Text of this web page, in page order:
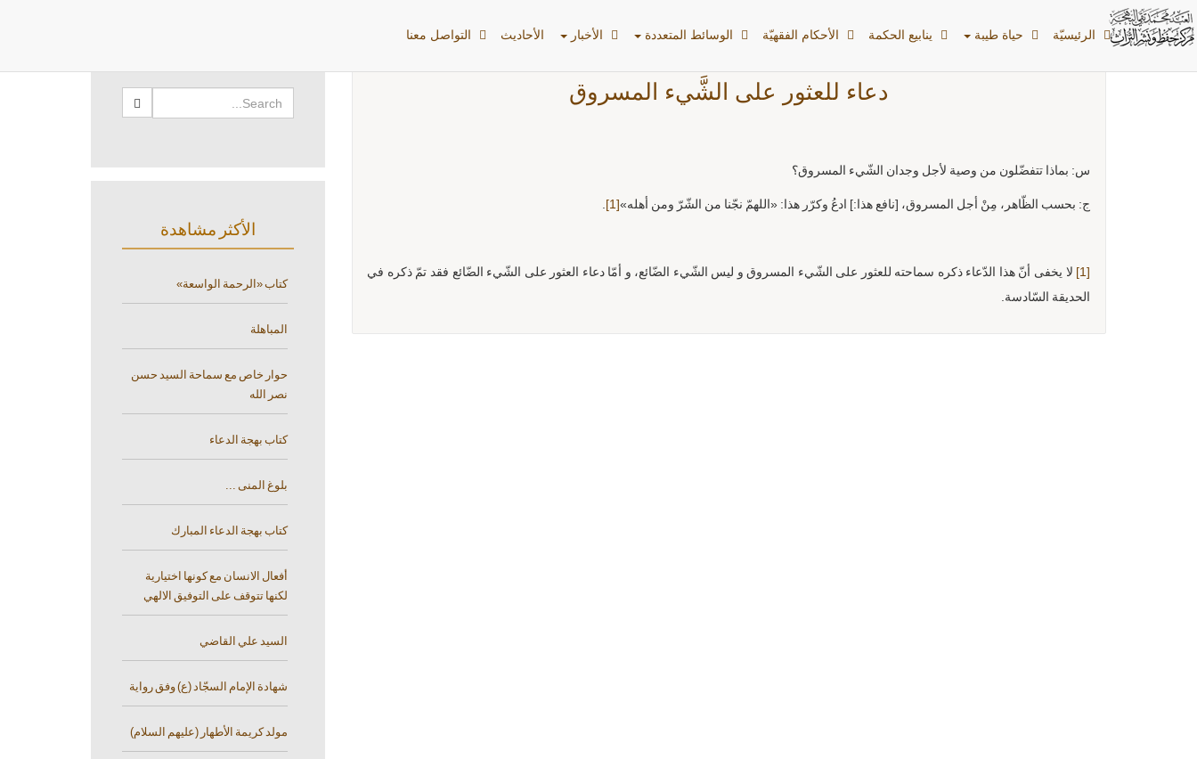
الرئیسیّة حياة طيبة ينابيع الحكمة الأحکام الفقهیّة الوسائط المتعددة الأخبار الأحادیث التواصل معنا
دعاء للعثور على الشَّيء المسروق
س: بماذا تتفضّلون من وصية لأجل وجدان الشّيء المسروق؟
ج: بحسب الظّاهر، مِنْ أجل المسروق، [نافع هذا:] ادعُ وكرّر هذا: «اللهمّ نجّنا من الشّرّ ومن أهله»[1]
[1]
لا يخفى أنّ هذا الدّعاء ذكره سماحته للعثور على الشّيء المسروق و ليس الشّيء الضّائع، و أمّا دعاء العثور على الشّيء الضّائع فقد تمّ ذكره في
الحديقة السّادسة.
الأكثر مشاهدة
كتاب «الرحمة الواسعة»
المباهلة
حوار خاص مع سماحة السيد حسن
نصر الله
كتاب بهجة الدعاء
بلوغ المنى ...
كتاب بهجة الدعاء المبارك
أفعال الانسان مع كونها اختيارية
لكنها تتوقف على التوفيق الالهي
السيد علي القاضي
شهادة الإمام السجّاد (ع) وفق رواية
مولد كريمة الأطهار (عليهم السلام)